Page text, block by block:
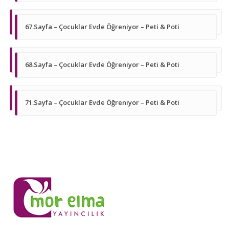
67.Sayfa – Çocuklar Evde Öğreniyor – Peti & Poti
68.Sayfa – Çocuklar Evde Öğreniyor – Peti & Poti
71.Sayfa – Çocuklar Evde Öğreniyor – Peti & Poti